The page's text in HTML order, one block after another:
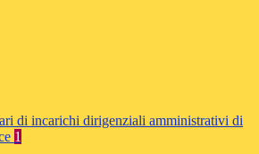
di incarichi dirigenziali amministrativi di
1